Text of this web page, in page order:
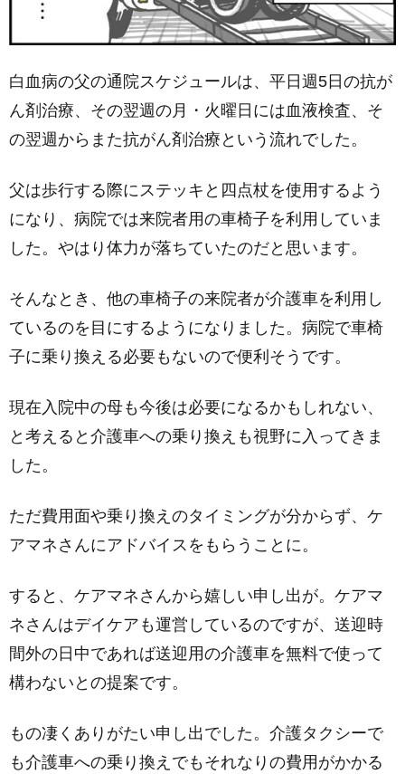
白血病の父の通院スケジュールは、平日週5日の抗が
ん剤治療、その翌週の月・火曜日には血液検査、そ
の翌週からまた抗がん剤治療という流れでした。
父は歩行する際にステッキと四点杖を使用するよう
になり、病院では来院者用の車椅子を利用していま
した。やはり体力が落ちていたのだと思います。
そんなとき、他の車椅子の来院者が介護車を利用し
ているのを目にするようになりました。病院で車椅
子に乗り換える必要もないので便利そうです。
現在入院中の母も今後は必要になるかもしれない、
と考えると介護車への乗り換えも視野に入ってきま
した。
ただ費用面や乗り換えのタイミングが分からず、ケ
アマネさんにアドバイスをもらうことに。
すると、ケアマネさんから嬉しい申し出が。ケアマ
ネさんはデイケアも運営しているのですが、送迎時
間外の日中であれば送迎用の介護車を無料で使って
構わないとの提案です。
もの凄くありがたい申し出でした。介護タクシーで
も介護車への乗り換えでもそれなりの費用がかかる